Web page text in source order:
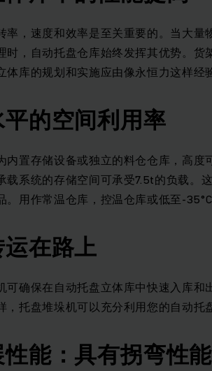
率，速度和效率是至关重要的。当大
时，自动托盘仓库始终发挥其优势。
体库的规划和实施应由像永恒力这样经
的空间利用率
内置存储设备或独立的料仓仓库，高
载系统的存储空间可承受7.5t的负载。
用作常温仓库，控温仓库或低至-35°C
在路上
可确保在自动托盘立体库中快速入库
托盘堆垛机可以充分利用您的自动托
能：具有拐弯性